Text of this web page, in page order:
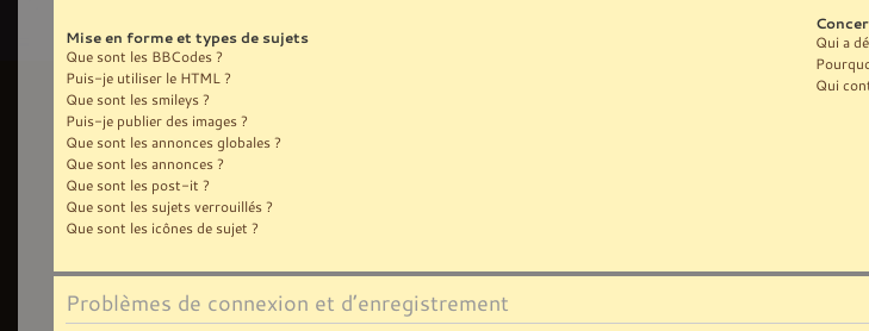
Mise en forme et types de sujets
Que sont les BBCodes ?
Puis-je utiliser le HTML ?
Que sont les smileys ?
Puis-je publier des images ?
Que sont les annonces globales ?
Que sont les annonces ?
Que sont les post-it ?
Que sont les sujets verrouillés ?
Que sont les icônes de sujet ?
Qui a
Qui
Problèmes de connexion et d’enregistrement